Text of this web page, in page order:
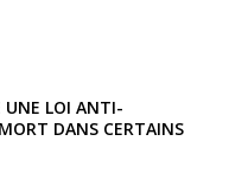
UNE LOI ANTI-
DANS CERTAINS